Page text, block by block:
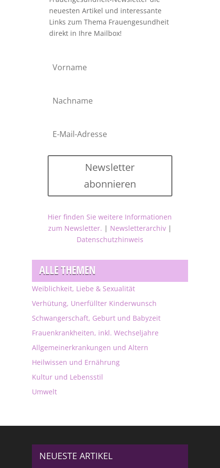
neuesten Artikel und interessante
Links zum Thema Frauengesundheit
direkt in Ihre Mailbox!
Newsletter
abonnieren
Hier finden Sie weitere Informationen
zum Newsletter. | Newsletterarchiv|
Datenschutzhinweis
ALLE THEMEN
Weiblichkeit, Liebe & Sexualität
Verhütung, Unerfüllter Kinderwunsch
Schwangerschaft, Geburt und Babyzeit
Frauenkrankheiten, inkl. Wechseljahre
Allgemeinerkrankungen und Altern
Heilwissen und Ernährung
Kultur und Lebensstil
Umwelt
NEUESTE ARTIKEL